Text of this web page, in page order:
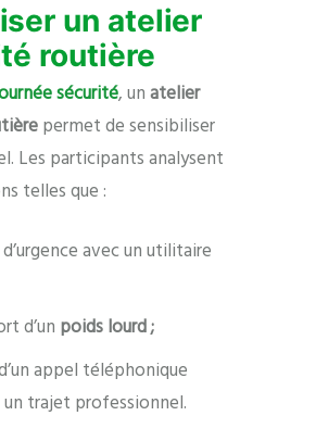
un atelier
routière
sécurité, unatelier
permet de sensibiliser
Les participants analysent
telles que :
avec un utilitaire
d’un poids lourd ;
appel téléphonique
trajet professionnel.